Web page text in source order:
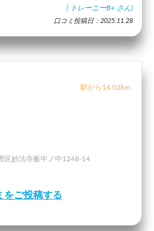
( トレーニーB+ さん)
口コミ投稿日：2025.11.28
駅から14.02km
区妙法寺薮中ノ中1248-14
をご投稿する